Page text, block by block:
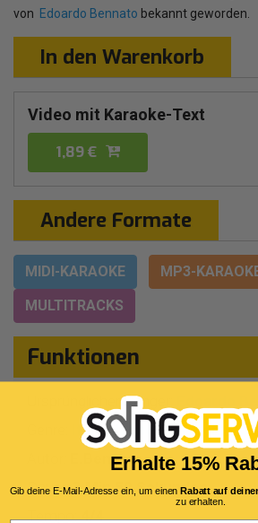
von Edoardo Bennato bekannt geworden.
In den Warenkorb
Video mit Karaoke-Text
1,89 €
Andere Formate
MIDI-KARAOKE
MP3-
MULTITRACKS
Funktionen
Ursprünglicher Sänger:
Italienische
E.Bennato
Dauer:3 Min 59 Sekunden
Tempo:4/4
Erhalte 15%
Gib deine E-Mail-Adresse ein, um einenRabatt auf
zu erhalten.